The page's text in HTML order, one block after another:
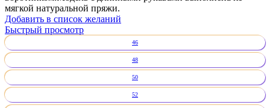
мягкой натуральной пряжи.
Добавить в список желаний
Быстрый просмотр
46
48
50
52